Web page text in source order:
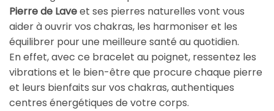
Pierre de Laveet ses pierres naturelles vont vous
aider à ouvrir vos chakras, les harmoniser et les
équilibrer pour une meilleure santé au quotidien.
En effet, avec ce bracelet au poignet, ressentez les
vibrations et le bien-être que procure chaque pierre
et leurs bienfaits sur vos chakras, authentiques
centres énergétiques de votre corps.